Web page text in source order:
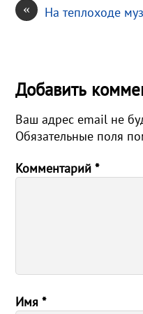
« На теплоходе
Добавить
Ваш адрес email не
Обязательные поля
Комментарий*
Имя*